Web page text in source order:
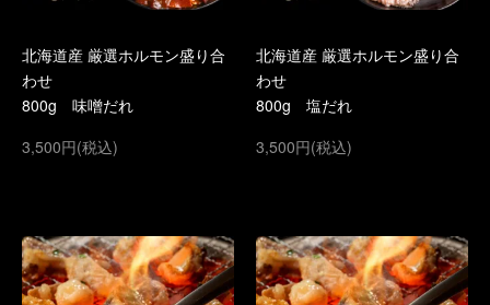
北海道産 厳選ホルモン盛り合
わせ
800g 味噌だれ
3,500円(税込)
北海道産 厳選ホルモン盛り合
わせ
800g 塩だれ
3,500円(税込)